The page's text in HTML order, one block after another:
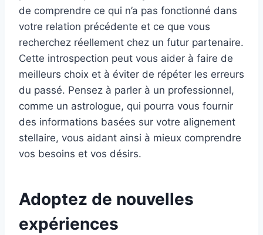
de comprendre ce qui n’a pas fonctionné dans
votre relation précédente et ce que vous
recherchez réellement chez un futur partenaire.
Cette introspection peut vous aider à faire de
meilleurs choix et à éviter de répéter les erreurs
du passé. Pensez à parler à un professionnel,
comme un astrologue, qui pourra vous fournir
des informations basées sur votre alignement
stellaire, vous aidant ainsi à mieux comprendre
vos besoins et vos désirs.
Adoptez de nouvelles
expériences